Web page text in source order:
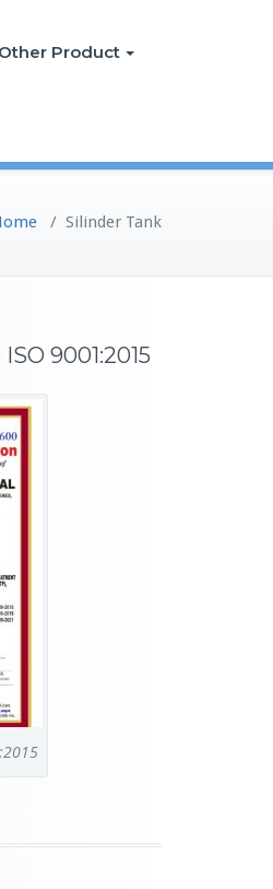
Other Product
/ Silinder Tank
9001:2015